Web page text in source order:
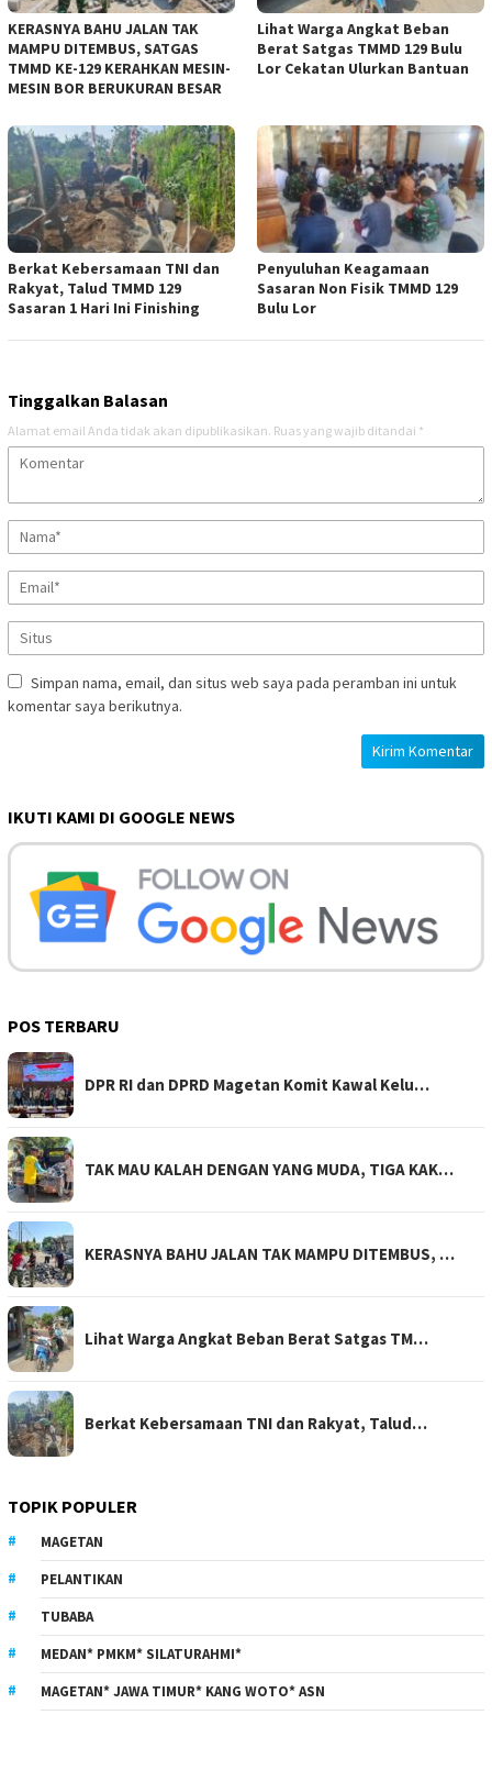
KERASNYA BAHU JALAN TAK
MAMPU DITEMBUS, SATGAS
TMMD KE-129 KERAHKAN MESIN-
MESIN BOR BERUKURAN BESAR
Lihat Warga Angkat Beban
Berat Satgas TMMD 129 Bulu
Lor Cekatan Ulurkan Bantuan
Berkat Kebersamaan TNI dan
Rakyat, Talud TMMD 129
Sasaran 1 Hari Ini Finishing
Penyuluhan Keagamaan
Sasaran Non Fisik TMMD 129
Bulu Lor
Tinggalkan Balasan
Alamat email Anda tidak akan dipublikasikan. Ruas yang wajib ditandai *
Simpan nama, email, dan situs web saya pada peramban ini untuk
komentar saya berikutnya.
IKUTI KAMI DI GOOGLE NEWS
POS TERBARU
DPR RI dan DPRD Magetan Komit Kawal Kelu…
TAK MAU KALAH DENGAN YANG MUDA, TIGA KAK…
KERASNYA BAHU JALAN TAK MAMPU DITEMBUS, …
Lihat Warga Angkat Beban Berat Satgas TM…
Berkat Kebersamaan TNI dan Rakyat, Talud…
TOPIK POPULER
MAGETAN
PELANTIKAN
TUBABA
MEDAN* PMKM* SILATURAHMI*
MAGETAN* JAWA TIMUR* KANG WOTO* ASN